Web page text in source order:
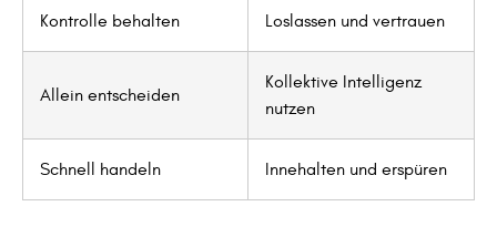
Kontrolle behalten Loslassen und vertrauen
Allein entscheiden
Kollektive Intelligenz
nutzen
Schnell handeln Innehalten und erspüren